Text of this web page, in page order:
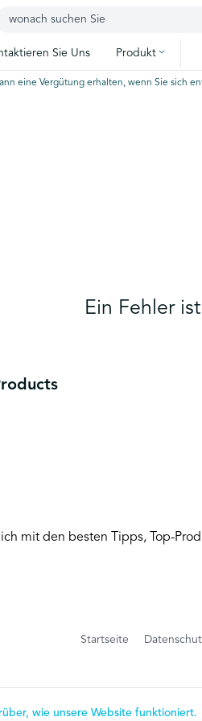
Sie Uns Produkt
eine Vergütung erhalten, wenn Sie sich
Ein Fehler
mit den besten Tipps, Top-
Startseite
wie unsere Website funktioniert.